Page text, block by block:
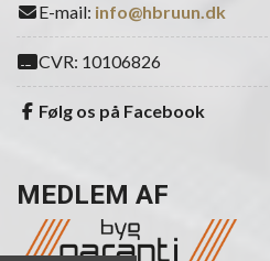
E-mail: info@hbruun.dk
CVR: 10106826
Følg os på Facebook
MEDLEM AF